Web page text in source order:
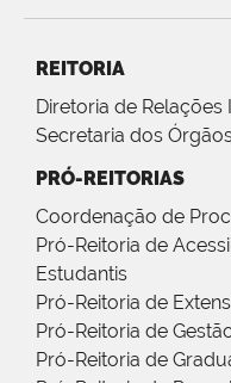
REITORIA
Diretoria de Relações
Secretaria dos
PRÓ-REITORIAS
Coordenação de
Pró-Reitoria de
Estudantis
Pró-Reitoria de
Pró-Reitoria de
Pró-Reitoria de